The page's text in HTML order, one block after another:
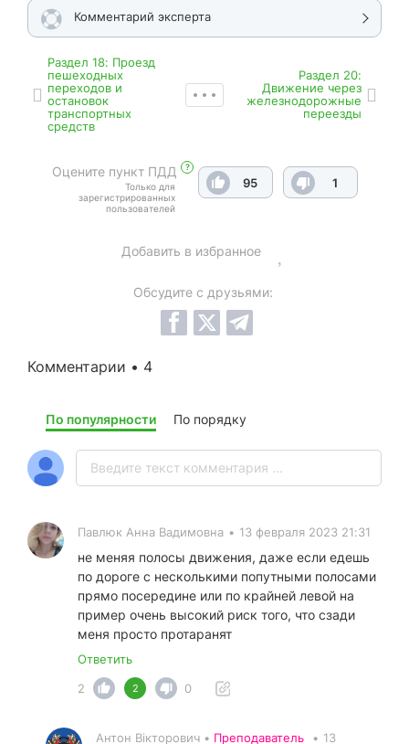
Комментарий эксперта
Раздел 18: Проезд
пешеходных
переходов и
остановок
транспортных
средств
Раздел 20:
Движение через
железнодорожные
переезды
Оцените пункт ПДД ?
Только для
зарегистрированных
пользователей
95 1
Добавить в избранное
Обсудите с друзьями:
Комментарии • 4
По популярности По порядку
Павлюк Анна Вадимовна • 13 февраля 2023 21:31
не меняя полосы движения, даже если едешь
по дороге с несколькими попутными полосами
прямо посередине или по крайней левой на
пример очень высокий риск того, что сзади
меня просто протаранят
Ответить
2
2 0
Антон Вікторович • Преподаватель • 13